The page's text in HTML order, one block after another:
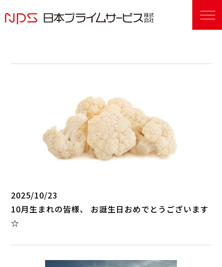
2025/10/23
10月生まれの皆様、 お誕生日おめでとうございます
☆